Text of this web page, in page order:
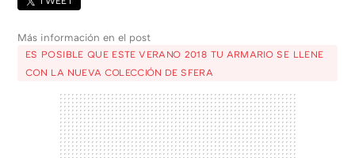
Más información en el post
ES POSIBLE QUE ESTE VERANO 2018 TU ARMARIO SE LLENE
CON LA NUEVA COLECCIÓN DE SFERA